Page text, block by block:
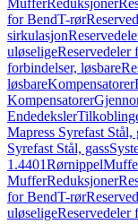
MufferReduksjoner
for BendT-rør
sirkulasjon
uløseligeReservedeler
forbindelser, løsbare
løsbareKompensatorer
Kompensatorer
Endedeksler
Mapress Syrefast Stål,
Syrefast Stål, gass
1.4401Rørnippel
MufferReduksjoner
for BendT-rør
uløseligeReservedeler